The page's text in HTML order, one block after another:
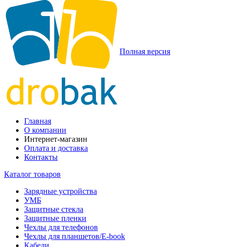
Полная версия
Главная
О компании
Интернет-магазин
Оплата и доставка
Контакты
Каталог товаров
Зарядные устройства
УМБ
Защитные стекла
Защитные пленки
Чехлы для телефонов
Чехлы для планшетов/E-book
Кабели